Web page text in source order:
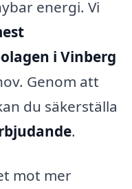
energi. Vi
i Vinberg
Genom att
du säkerställa
.
mot mer